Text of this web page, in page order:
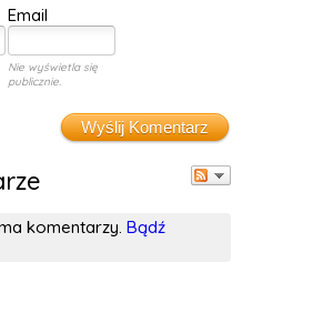
komentarzy. Bądź
Email
Nie wyświetla się
publicznie.
Wyślij Komentarz